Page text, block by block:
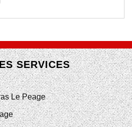
SERVICES
Le Peage